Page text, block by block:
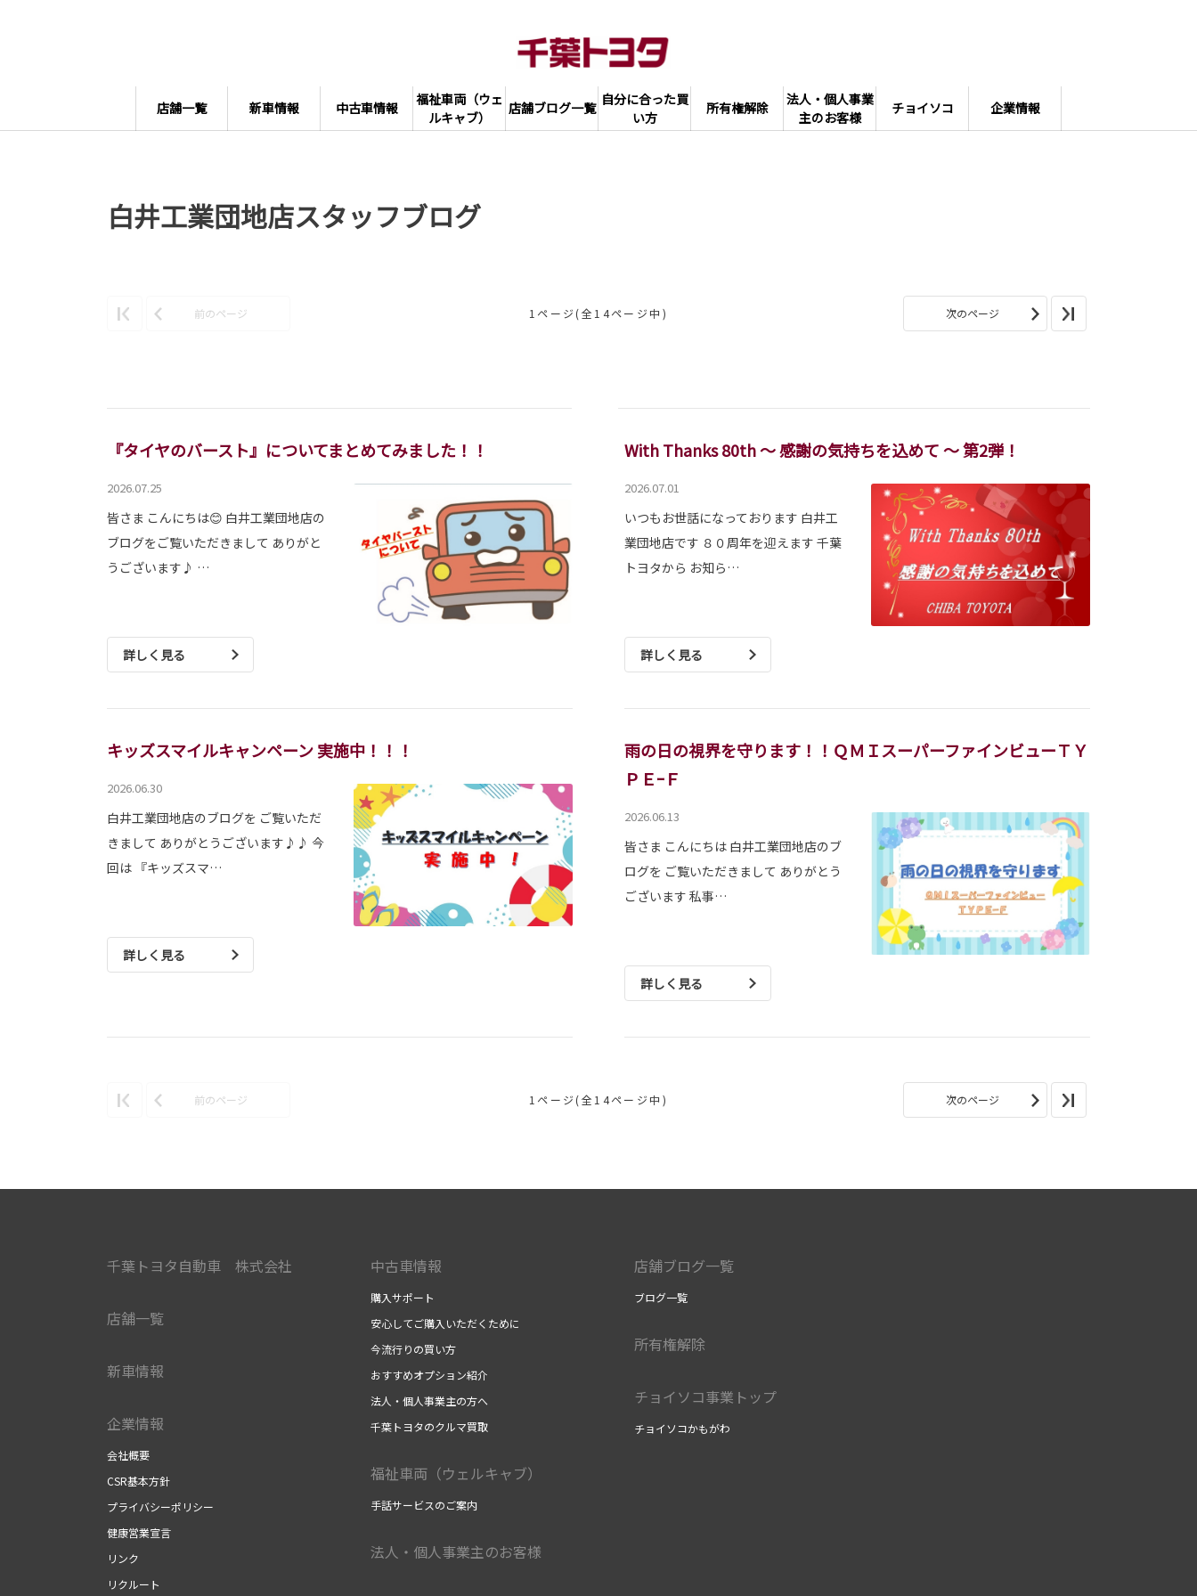
店舗一覧 新車情報 中古車情報
福祉車両（ウェ
ルキャブ）
店舗ブログ一覧 自分に合った買
い方
所有権解除
法人・個人事業
主のお客様
チョイソコ 企業情報
白井工業団地店スタッフブログ
前のページ 1ページ(全14ページ中) 次のページ
『タイヤのバースト』についてまとめてみました！！
2026.07.25
皆さま こんにちは😊 白井工業団地店の
ブログをご覧いただきまして ありがと
うございます♪ …
詳しく見る
With Thanks 80th ～ 感謝の気持ちを込めて ～ 第2弾！
2026.07.01
いつもお世話になっております 白井工
業団地店です ８０周年を迎えます 千葉
トヨタから お知ら…
詳しく見る
キッズスマイルキャンペーン 実施中！！！
2026.06.30
白井工業団地店のブログを ご覧いただ
きまして ありがとうございます♪♪ 今
回は 『キッズスマ…
詳しく見る
雨の日の視界を守ります！！ＱＭＩスーパーファインビューＴＹ
ＰＥｰＦ
2026.06.13
皆さま こんにちは 白井工業団地店のブ
ログを ご覧いただきまして ありがとう
ございます 私事…
詳しく見る
前のページ 1ページ(全14ページ中) 次のページ
千葉トヨタ自動車 株式会社
店舗一覧
新車情報
企業情報
会社概要
CSR基本方針
プライバシーポリシー
健康営業宣言
リンク
リクルート
中古車情報
購入サポート
安心してご購入いただくために
今流行りの買い方
おすすめオプション紹介
法人・個人事業主の方へ
千葉トヨタのクルマ買取
福祉車両（ウェルキャブ）
手話サービスのご案内
法人・個人事業主のお客様
店舗ブログ一覧
ブログ一覧
所有権解除
チョイソコ事業トップ
チョイソコかもがわ